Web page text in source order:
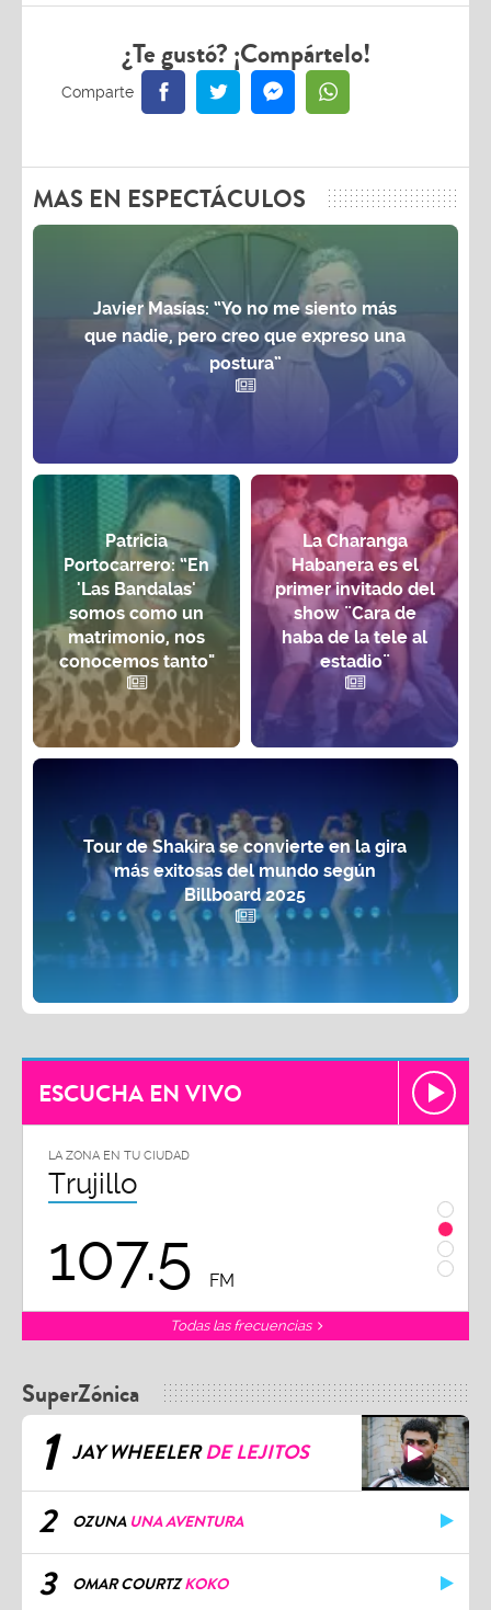
¿Te gustó? ¡Compártelo!
MAS EN ESPECTÁCULOS
Javier Masías: “Yo no me siento más
que nadie, pero creo que expreso una
postura”
Patricia
Portocarrero: “En
'Las Bandalas'
somos como un
matrimonio, nos
conocemos tanto"
La Charanga
Habanera es el
primer invitado del
show ¨Cara de
haba de la tele al
estadio¨
Tour de Shakira se convierte en la gira
más exitosas del mundo según
Billboard 2025
ESCUCHA EN VIVO
LA ZONA EN TU CIUDAD
Chiclayo
102.3 FM
Todas las frecuencias
SuperZónica
1 JAY WHEELERDE LEJITOS
2 OZUNA UNA AVENTURA
3 OMAR COURTZKOKO